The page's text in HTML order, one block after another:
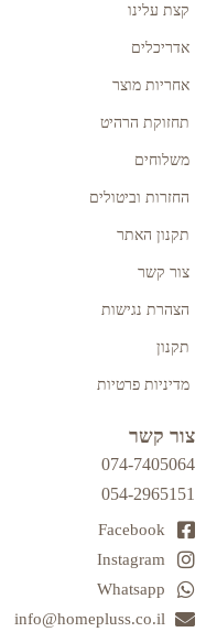
קצת עלינו
אדריכלים
אחריות מוצר
תחזוקת הרהיט
משלוחים
החזרות וביטולים
תקנון האתר
צור קשר
הצהרת נגישות
תקנון
מדיניות פרטיות
צור קשר
074-7405064
054-2965151
Facebook
Instagram
Whatsapp
info@homepluss.co.il